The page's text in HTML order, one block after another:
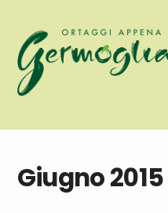
content
Giugno 2015